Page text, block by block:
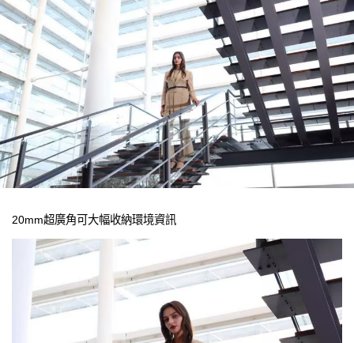
20mm超廣角可大幅收納環境資訊